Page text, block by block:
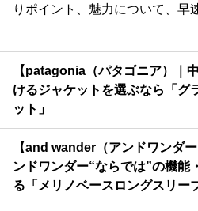
りポイント、魅力について、早
【patagonia（パタゴニア）｜
けるジャケットを選ぶなら「グ
ット」
【and wander（アンドワンダ
ンドワンダー“ならでは”の機能
る「メリノベースロングスリー